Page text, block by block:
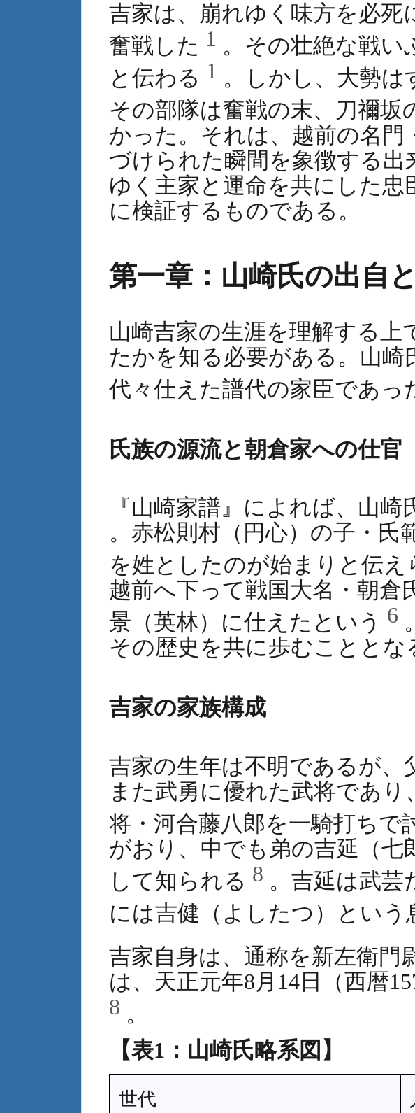
吉家は、崩れゆく味方を必
奮戦した 1 。その壮絶な戦い
と伝わる 1 。しかし、大勢は
その部隊は奮戦の末、刀禰坂
かった。それは、越前の名
づけられた瞬間を象徴する
ゆく主家と運命を共にした
に検証するものである。
第一章：山崎氏の出自
山崎吉家の生涯を理解する
たかを知る必要がある。山
代々仕えた譜代の家臣であっ
氏族の源流と朝倉家への仕官
『山崎家譜』によれば、山
。赤松則村（円心）の子・
を姓としたのが始まりと伝え
越前へ下って戦国大名・朝倉
景（英林）に仕えたという 6
その歴史を共に歩むこととな
吉家の家族構成
吉家の生年は不明であるが
また武勇に優れた武将であ
将・河合藤八郎を一騎打ち
がおり、中でも弟の吉延（
して知られる 8 。吉延は武
には吉健（よしたつ）という
吉家自身は、通称を新左衛
は、天正元年8月14日（西暦
8 。
【表1：山崎氏略系図】
世代